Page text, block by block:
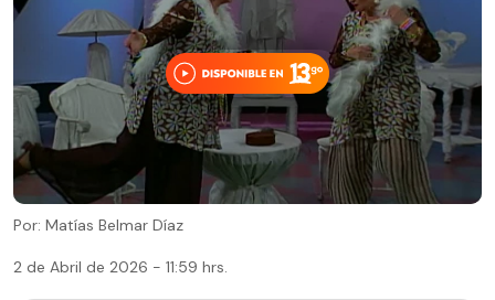
Por: Matías Belmar Díaz
2 de Abril de 2026 - 11:59 hrs.